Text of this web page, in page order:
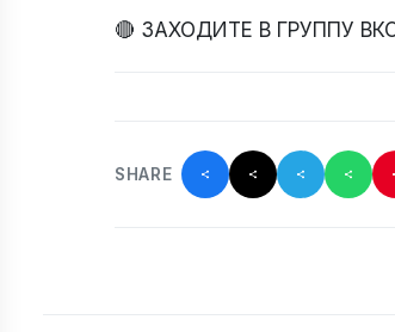
🔴 ЗАХОДИТЕ В ГРУППУ
SHARE